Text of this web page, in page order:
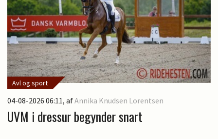
Avl og sport
04-08-2026 06:11, afAnnika Knudsen Lorentsen
UVM i dressur begynder snart